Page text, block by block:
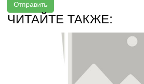
Отправить
ЧИТАЙТЕ ТАКЖЕ: